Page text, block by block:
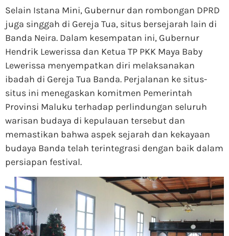
Selain Istana Mini, Gubernur dan rombongan DPRD
juga singgah di Gereja Tua, situs bersejarah lain di
Banda Neira. Dalam kesempatan ini, Gubernur
Hendrik Lewerissa dan Ketua TP PKK Maya Baby
Lewerissa menyempatkan diri melaksanakan
ibadah di Gereja Tua Banda. Perjalanan ke situs-
situs ini menegaskan komitmen Pemerintah
Provinsi Maluku terhadap perlindungan seluruh
warisan budaya di kepulauan tersebut dan
memastikan bahwa aspek sejarah dan kekayaan
budaya Banda telah terintegrasi dengan baik dalam
persiapan festival.